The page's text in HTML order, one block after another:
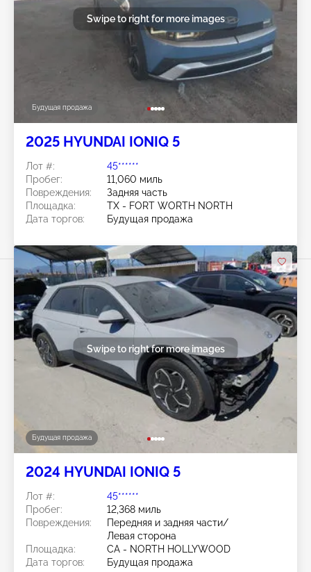
Будущая продажа
Swipe to right for more images
2025 HYUNDAI IONIQ 5
Лот #:
45******
Пробег:
11,060 миль
Повреждения:
Задняя часть
Площадка:
TX - FORT WORTH NORTH
Дата торгов:
Будущая продажа
Будущая продажа
Swipe to right for more images
2024 HYUNDAI IONIQ 5
Лот #:
45******
Пробег:
12,368 миль
Повреждения:
Передняя и задняя части/
Левая сторона
Площадка:
CA - NORTH HOLLYWOOD
Дата торгов:
Будущая продажа